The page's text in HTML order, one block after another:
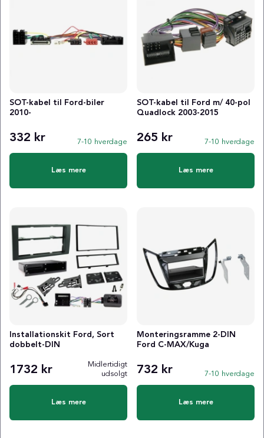
SOT-kabel til Ford-biler
2010-
332 kr 7-10 hverdage
Læs mere
SOT-kabel til Ford m/ 40-pol
Quadlock 2003-2015
265 kr 7-10 hverdage
Læs mere
Installationskit Ford, Sort
dobbelt-DIN
1732 kr
Midlertidigt
udsolgt
Læs mere
Monteringsramme 2-DIN
Ford C-MAX/Kuga
732 kr 7-10 hverdage
Læs mere